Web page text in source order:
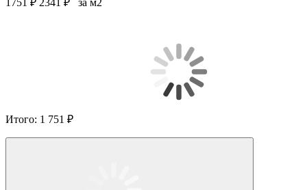
Итого: 1 751 ₽